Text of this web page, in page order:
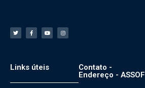
Links úteis
Contato -
Endereço - ASSOF